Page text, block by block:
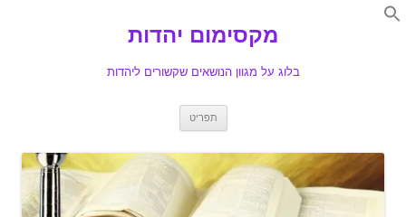
Search
מקסימום יהדות
בלוג על מגוון הנושאים שקשורים ליהדות
תפריט